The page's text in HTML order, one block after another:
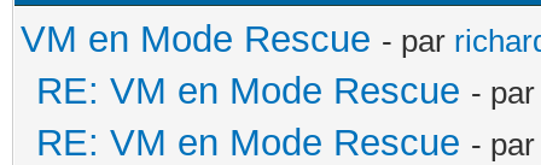
VM en Mode Rescue - par
RE: VM en Mode Rescue -
RE: VM en Mode Rescue -